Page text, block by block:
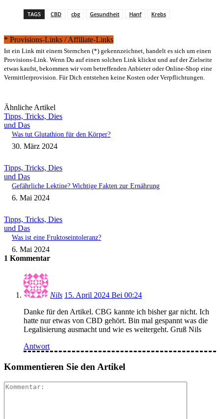
TAGS CBD cbg Gesundheit Hanf Krebs
* Provisions-Links / Affiliate-Links
Ist ein Link mit einem Sternchen (*) gekennzeichnet, handelt es sich um einen
Provisions-Link. Wenn Du auf einen solchen Link klickst und auf der Zielseite
etwas kaufst, bekommen wir vom betreffenden Anbieter oder Online-Shop eine
Vermittlerprovision. Für Dich entstehen keine Kosten oder Verpflichtungen.
Ähnliche Artikel
Tipps, Tricks, Dies
und Das
Was tut Glutathion für den Körper?
30. März 2024
Tipps, Tricks, Dies
und Das
Gefährliche Lektine? Wichtige Fakten zur Ernährung
6. Mai 2024
Tipps, Tricks, Dies
und Das
Was ist eine Fruktoseintoleranz?
6. Mai 2024
1 Kommentar
Nils 15. April 2024 Bei 00:24
Danke für den Artikel. CBG kannte ich bisher gar nicht. Ich
hatte nur etwas von CBD gehört. Bin mal gespannt was die
Legalisierung ausmacht und wie es weitergeht. Gruß Nils
Antwort
Kommentieren Sie den Artikel